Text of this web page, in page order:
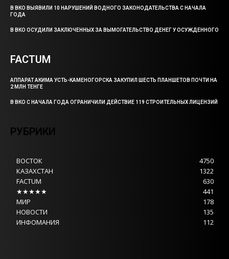
В ВКО ВЫЯВИЛИ 10 НАРУШЕНИЙ ВОДНОГО ЗАКОНОДАТЕЛЬСТВА С НАЧАЛА
ГОДА
В ВКО ОСУДИЛИ ЗАКЛЮЧЕННЫХ ЗА ВЫМОГАТЕЛЬСТВО ДЕНЕГ У ОСУЖДЕННОГО
FACTUM
АППАРАТ АКИМА УСТЬ-КАМЕНОГОРСКА ЗАКУПИЛ ШЕСТЬ ПЛАНШЕТОВ ПОЧТИ НА
2 МЛН ТЕНГЕ
В ВКО С НАЧАЛА ГОДА ОГРАНИЧИЛИ ДЕЙСТВИЕ 119 СТРОИТЕЛЬНЫХ ЛИЦЕНЗИЙ
РУБРИКИ
ВОСТОК
4750
КАЗАХСТАН
1322
FACTUM
630
★★★★★
441
МИР
178
НОВОСТИ
135
ИНФОМАНИЯ
112